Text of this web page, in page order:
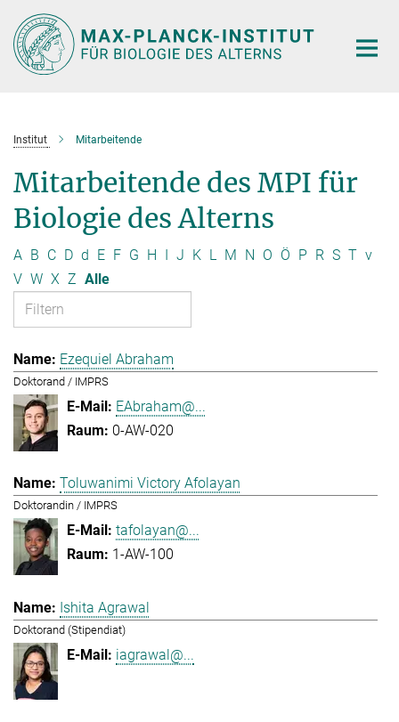
Hauptinhalt
Institut Mitarbeitende
Mitarbeitende des MPI für
Biologie des Alterns
A B C D d E F G H I J K L M N O Ö P R S T v
V W X Z Alle
Ezequiel Abraham
Doktorand / IMPRS
EAbraham@...
0-AW-020
Toluwanimi Victory Afolayan
Doktorandin / IMPRS
tafolayan@...
1-AW-100
Ishita Agrawal
Doktorand (Stipendiat)
iagrawal@...